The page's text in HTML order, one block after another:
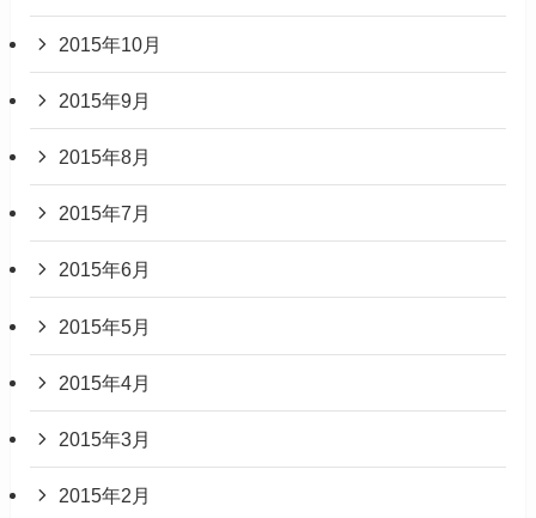
2015年10月
2015年9月
2015年8月
2015年7月
2015年6月
2015年5月
2015年4月
2015年3月
2015年2月